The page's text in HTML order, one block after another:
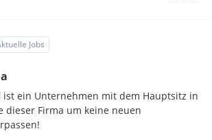
Jobs
ist ein Unternehmen mit dem Hauptsitz in
dieser Firma um keine neuen